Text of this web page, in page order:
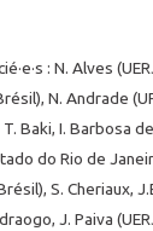
: N. Alves
N. Andrade
Baki, I. Barbosa
do Rio de
S. Cheriaux,
J. Paiva